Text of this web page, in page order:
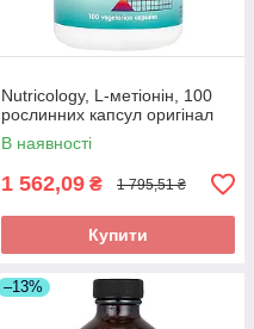
Nutricology, L-метіонін, 100
рослинних капсул оригінал
В наявності
1 562,09 ₴ 1 795,51 ₴
Купити
–13%